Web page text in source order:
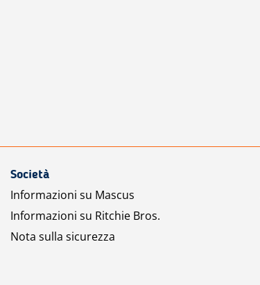
Società
Informazioni su Mascus
Informazioni su Ritchie Bros.
Nota sulla sicurezza